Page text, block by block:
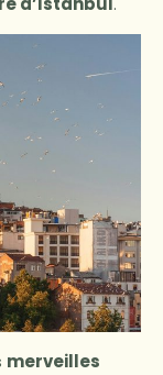
merveilles